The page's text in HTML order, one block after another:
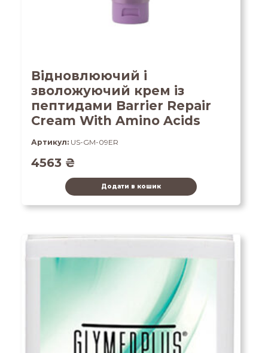
Відновлюючий і
зволожуючий крем із
пептидами Barrier Repair
Cream With Amino Acids
Артикул: US-GM-09ER
4563 ₴
Додати в кошик